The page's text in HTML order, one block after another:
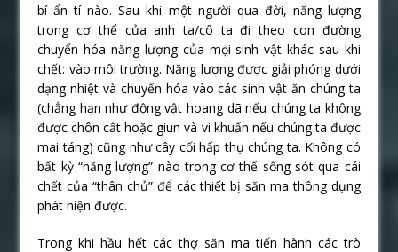
bí ẩn tí nào. Sau khi một người qua đời, năng lượng
trong cơ thể của anh ta/cô ta đi theo con đường
chuyển hóa năng lượng của mọi sinh vật khác sau khi
chết: vào môi trường. Năng lượng được giải phóng dưới
dạng nhiệt và chuyển hóa vào các sinh vật ăn chúng ta
(chẳng hạn như động vật hoang dã nếu chúng ta không
được chôn cất hoặc giun và vi khuẩn nếu chúng ta được
mai táng) cũng như cây cối hấp thụ chúng ta. Không có
bất kỳ “năng lượng” nào trong cơ thể sống sót qua cái
chết của “thân chủ” để các thiết bị săn ma thông dụng
phát hiện được.
Trong khi hầu hết các thợ săn ma tiến hành các trò